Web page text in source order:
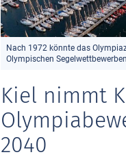
Nach 1972 könnte das
Olympischen
Kiel nimmt
2040